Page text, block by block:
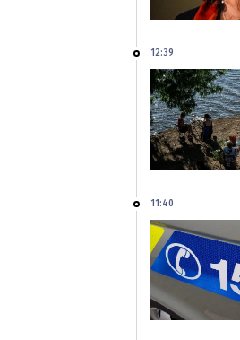
12:39
11:40